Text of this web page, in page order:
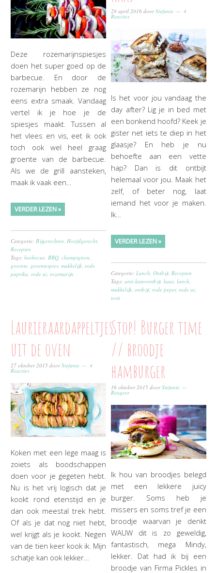
Deze rozemarijnspiesjes
doen het super goed op de
barbecue. En door de
rozemarijn hebben ze nog
eens extra smaak. Vandaag
vertel ik je hoe je de
spiesjes maakt. Tussen al
het vlees en vis, eet ik ook
toch ook wel heel graag
groente van de barbecue.
Als we de grill aansteken,
maak ik vaak een…
VERDER LEZEN »
Categorie:Bijgerechten,Hoofdgerecht,
Recepten
Tags:barbecue,BBQ,champignon,
groente, groentespies,makkelijk,rode
paprika,rode ui,rozemarijn
28 april 2016 doorStefanie 4
Reacties
Is het voor jou vandaag the
day after? Lig je in bed met
een bonkend hoofd? Keek je
gister net iets te diep in het
glaasje? En heb je nu
behoefte aan een vette
hap? Dan is dit ontbijt
helemaal voor jou. Maak het
zelf, of beter nog, laat
iemand het voor je maken.
Ik…
VERDER LEZEN »
Categorie:Lunch,Ontbijt,Recepten
Tags:anti-katerontbijt,kaas,lunch,
makkelijk,ontbijt,rode peper,rode ui,
tosti
Laurieraardappeltjes
uit de oven
27 oktober 2015 doorStefanie 4
Reacties
Koken met een lege maag is
zoiets als boodschappen
doen voor je gegeten hebt.
Nu is het vrij logisch dat je
kookt rond etenstijd en je
dan ook meestal trek hebt.
Of als je dat nog niet hebt,
wel krijgt als je kookt. Negen
van de tien keer kook ik. Mijn
schatje kan ook lekker…
Stop! Burger time
// broodje
hamburger
16 oktober 2015 doorStefanie
Reageer
Ik hou van broodjes belegd
met een lekkere juicy
burger. Soms heb je
missers en soms tref je een
broodje waarvan je denkt
WAUW dit is zo geweldig,
fantastisch, mega Mindy,
lekker. Dat had ik bij een
broodje van Firma Pickles in